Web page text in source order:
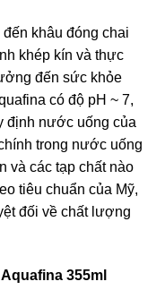
khâu đóng chai
khép kín và thực
đến sức khỏe
có độ pH ~ 7,
định nước uống của
trong nước uống
và các tạp chất nào
tiêu chuẩn của Mỹ,
đối về chất lượng
355ml